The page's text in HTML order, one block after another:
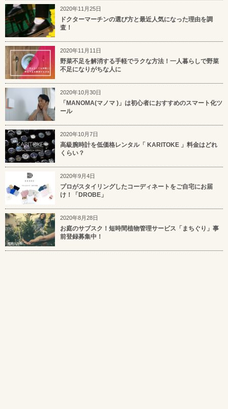
2020年11月25日
ドクターマーチンの選び方と最近人気になった理由を調
査！
2020年11月11日
野菜不足を解消する手軽でラクな方法！一人暮らしで野菜
不足になりがちな人に
2020年10月30日
「MANOMA(マノマ )」は初心者におすすめのスマート化ツ
ール
2020年10月7日
高級腕時計を低価格レンタル「 KARITOKE 」料金はどれ
くらい？
2020年9月4日
プロがスタイリングしたコーディネートをご自宅にお届
け！「DROBE」
2020年8月28日
お庭のサブスク！短時間植物管理サービス「まちぐり」事
前登録募集中！